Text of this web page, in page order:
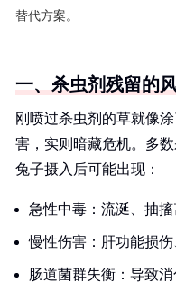
替代方案。
一、杀虫剂残留的
刚喷过杀虫剂的草就像
害，实则暗藏危机。多
兔子摄入后可能出现：
急性中毒：流涎、抽搐
慢性伤害：肝功能损
肠道菌群失衡：导致